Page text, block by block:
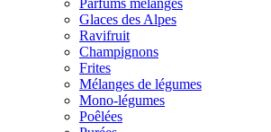
Parfums mélangés
Glaces des Alpes
Ravifruit
Champignons
Frites
Mélanges de légumes
Mono-légumes
Poêlées